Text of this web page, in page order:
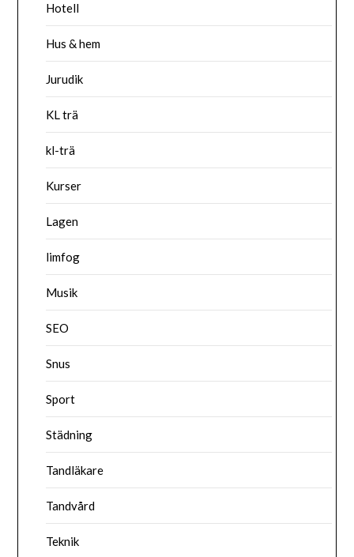
Hotell
Hus & hem
Jurudik
KL trä
kl-trä
Kurser
Lagen
limfog
Musik
SEO
Snus
Sport
Städning
Tandläkare
Tandvård
Teknik